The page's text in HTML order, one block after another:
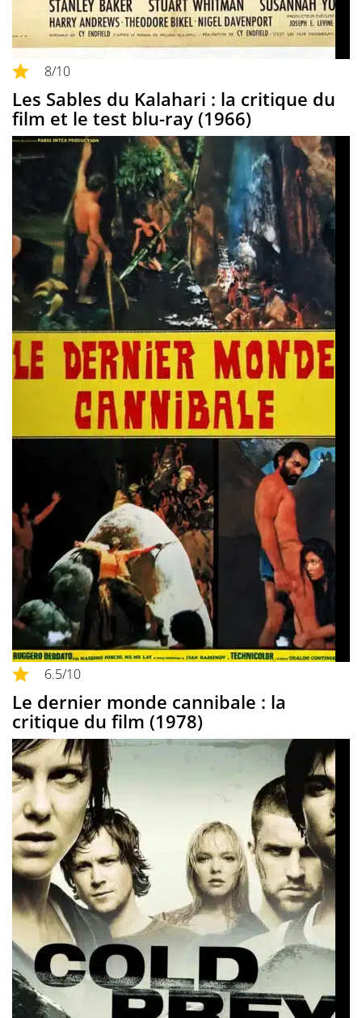
8/10
Les Sables du Kalahari : la critique du
film et le test blu-ray (1966)
6.5/10
Le dernier monde cannibale : la
critique du film (1978)